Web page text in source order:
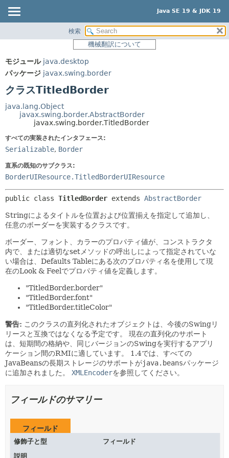
Java SE 19 & JDK 19
パッケージ
使用
ツリー
プレビュー
索引
ヘルプ
サマリー:
ネスト済
詳細:
検索
機械翻訳について
モジュール java.desktop
パッケージ javax.swing.border
クラスTitledBorder
java.lang.Object
javax.swing.border.AbstractBorder
javax.swing.border.TitledBorder
すべての実装されたインタフェース:
Serializable, Border
直系の既知のサブクラス:
BorderUIResource.TitledBorderUIResource
public class TitledBorder extends AbstractBorder
Stringによるタイトルを位置および位置揃えを指定して追加し、
任意のボーダーを実装するクラスです。
ボーダー、フォント、カラーのプロパティ値が、コンストラクタ
内で、または適切なsetメソッドの呼出しによって指定されていな
い場合は、Defaults Tableにある次のプロパティ名を使用して現
在のLook & Feelでプロパティ値を定義します。
"TitledBorder.border"
"TitledBorder.font"
"TitledBorder.titleColor"
警告: このクラスの直列化されたオブジェクトは、今後のSwingリ
リースと互換ではなくなる予定です。
現在の直列化のサポート
は、短期間の格納や、同じバージョンのSwingを実行するアプリ
ケーション間のRMIに適しています。
1.4では、すべての
JavaBeansの長期ストレージのサポートがjava.beansパッケージ
に追加されました。
XMLEncoderを参照してください。
フィールドのサマリー
フィールド
修飾子と型
フィールド
説明